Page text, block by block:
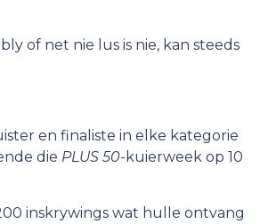
of net nie lus is nie, kan steeds
en finaliste in elke kategorie
die PLUS 50-kuierweek op 10
inskrywings wat hulle ontvang